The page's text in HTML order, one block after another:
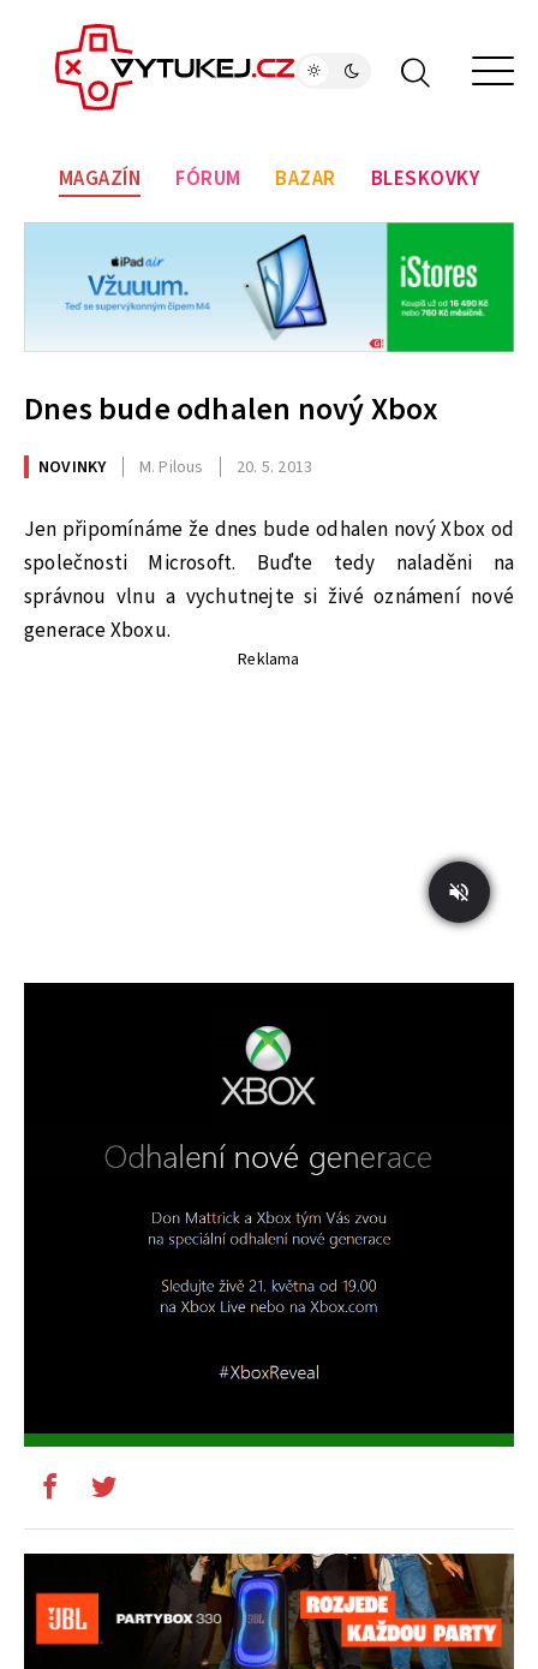
MAGAZÍN FÓRUM BAZAR BLESKOVKY
Dnes bude odhalen nový Xbox
NOVINKY M. Pilous 20. 5. 2013
Jen připomínáme že dnes bude odhalen nový Xbox od
společnosti Microsoft. Buďte tedy naladěni na
správnou vlnu a vychutnejte si živé oznámení nové
generace Xboxu.
Reklama